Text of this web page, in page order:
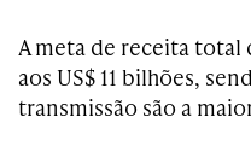
A meta de receita total
aos US$ 11 bilhões,
transmissão são a